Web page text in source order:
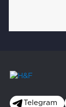
Telegram